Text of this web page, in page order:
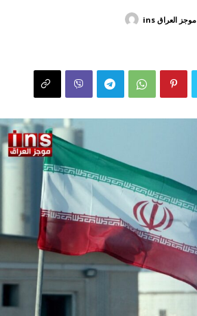
موجز العراق ins